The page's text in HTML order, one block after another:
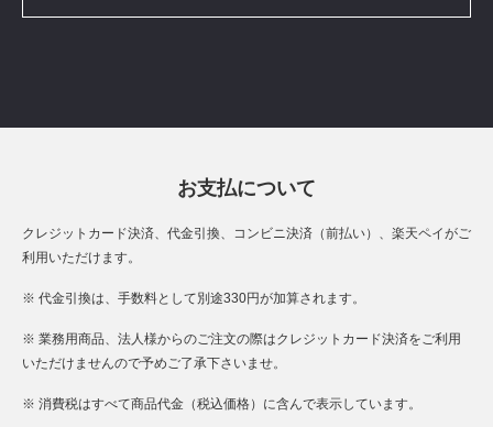
お支払について
クレジットカード決済、代金引換、コンビニ決済（前払い）、楽天ペイがご
利用いただけます。
※ 代金引換は、手数料として別途330円が加算されます。
※ 業務用商品、法人様からのご注文の際はクレジットカード決済をご利用
いただけませんので予めご了承下さいませ。
※ 消費税はすべて商品代金（税込価格）に含んで表示しています。